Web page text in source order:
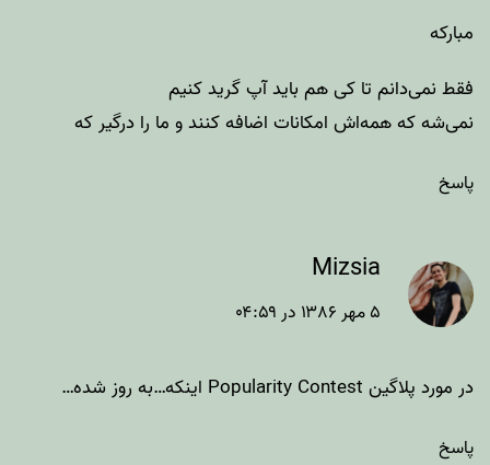
مبارکه
فقط نمی‌دانم تا کی هم باید آپ گرید کنیم
نمی‌شه که همه‌اش امکانات اضافه کنند و ما را درگیر که
پاسخ
Mizsia
۵ مهر ۱۳۸۶ در ۰۴:۵۹
در مورد پلاگین Popularity Contest اینکه…به روز شده…
پاسخ